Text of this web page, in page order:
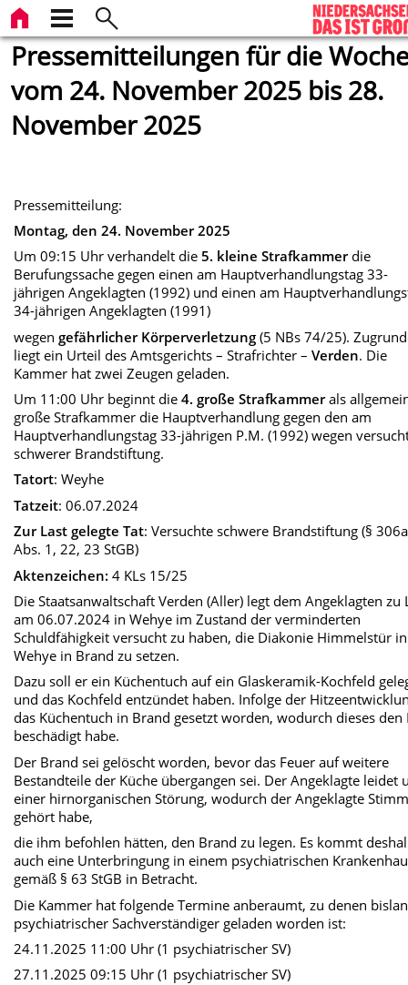
Pressemitteilungen für die
vom 24. November 2025 bis 28.
November 2025
Pressemitteilung:
Montag, den 24. November 2025
Um 09:15 Uhr verhandelt die5. kleine Strafkammerdie
Berufungssache gegen einen am Hauptverhandlungstag 33-
jährigen Angeklagten (1992) und einen am
34-jährigen Angeklagten (1991)
wegengefährlicher Körperverletzung (5 NBs 74/25).
liegt ein Urteil des Amtsgerichts – Strafrichter –Verden. Die
Kammer hat zwei Zeugen geladen.
Um 11:00 Uhr beginnt die4. große Strafkammerals
große Strafkammer die Hauptverhandlung gegen den am
Hauptverhandlungstag 33-jährigen P.M. (1992) wegen
schwerer Brandstiftung.
Tatort: Weyhe
Tatzeit: 06.07.2024
Zur Last gelegte Tat: Versuchte schwere Brandstiftung (§ 306a
Abs. 1, 22, 23 StGB)
Aktenzeichen: 4 KLs 15/25
Die Staatsanwaltschaft Verden (Aller) legt dem Angeklagten zu
am 06.07.2024 in Wehye im Zustand der verminderten
Schuldfähigkeit versucht zu haben, die Diakonie Himmelstür in
Wehye in Brand zu setzen.
Dazu soll er ein Küchentuch auf ein Glaskeramik-Kochfeld
und das Kochfeld entzündet haben. Infolge der
das Küchentuch in Brand gesetzt worden, wodurch dieses den
beschädigt habe.
Der Brand sei gelöscht worden, bevor das Feuer auf weitere
Bestandteile der Küche übergangen sei. Der Angeklagte leidet
einer hirnorganischen Störung, wodurch der Angeklagte
gehört habe,
die ihm befohlen hätten, den Brand zu legen. Es kommt
auch eine Unterbringung in einem psychiatrischen
gemäß § 63 StGB in Betracht.
Die Kammer hat folgende Termine anberaumt, zu denen
psychiatrischer Sachverständiger geladen worden ist:
24.11.2025 11:00 Uhr (1 psychiatrischer SV)
27.11.2025 09:15 Uhr (1 psychiatrischer SV)